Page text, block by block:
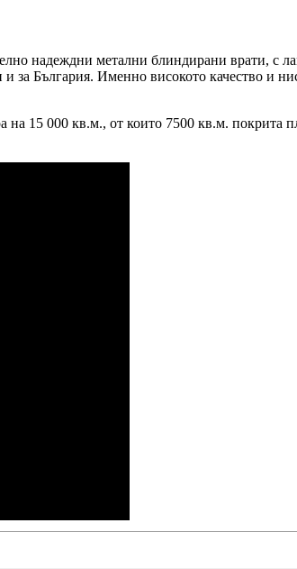
надеждни метални блиндирани врати, с
за България. Именно високото качество и
15 000 кв.м., от които 7500 кв.м. покрита